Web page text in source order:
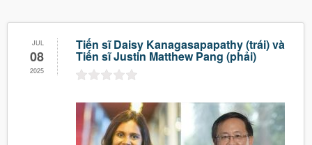
JUL
08
2025
Tiến sĩ Daisy Kanagasapapathy (trái) và
Tiến sĩ Justin Matthew Pang (phải)